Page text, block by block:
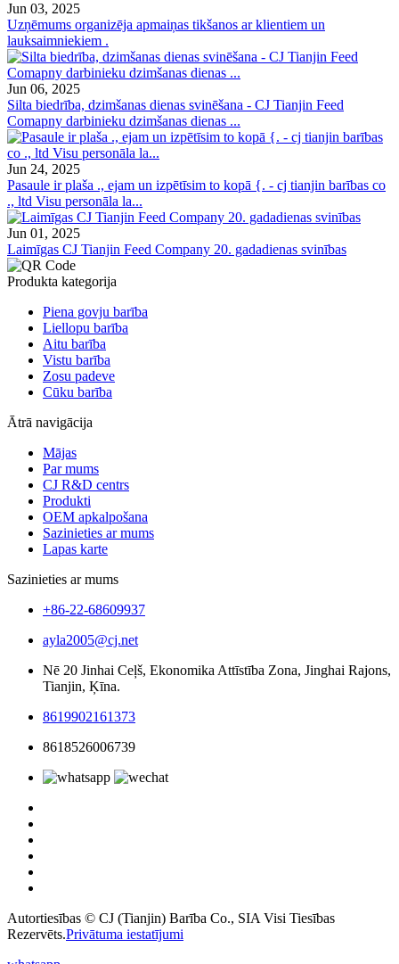
Jun 03, 2025
Uzņēmums organizēja apmaiņas tikšanos ar klientiem un
lauksaimniekiem .
Jun 06, 2025
Silta biedrība, dzimšanas dienas svinēšana - CJ Tianjin Feed
Comapny darbinieku dzimšanas dienas ...
Jun 24, 2025
Pasaule ir plaša ., ejam un izpētīsim to kopā {. - cj tianjin barības co
., ltd Visu personāla la...
Jun 01, 2025
Laimīgas CJ Tianjin Feed Company 20. gadadienas svinības
Produkta kategorija
Piena govju barība
Liellopu barība
Aitu barība
Vistu barība
Zosu padeve
Cūku barība
Ātrā navigācija
Mājas
Par mums
CJ R&D centrs
Produkti
OEM apkalpošana
Sazinieties ar mums
Lapas karte
Sazinieties ar mums
+86-22-68609937
ayla2005@cj.net
Nē 20 Jinhai Ceļš, Ekonomika Attīstība Zona, Jinghai Rajons,
Tianjin, Ķīna.
8619902161373
8618526006739
Autortiesības © CJ (Tianjin) Barība Co., SIA Visi Tiesības
Rezervēts.Privātuma iestatījumi